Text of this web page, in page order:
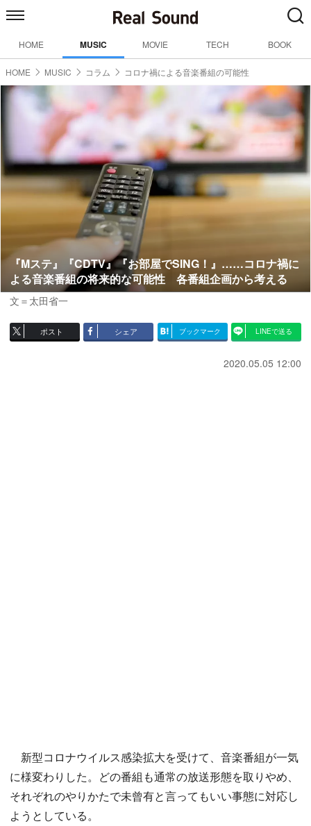
HOME MUSIC MOVIE TECH BOOK
HOME MUSIC コラム コロナ禍による音楽番組の可能性
『Mステ』『CDTV』『お部屋でSING！』……コロナ禍に
よる音楽番組の将来的な可能性 各番組企画から考える
文＝太田省一
ポスト シェア ブックマーク LINEで送る
2020.05.05 12:00
新型コロナウイルス感染拡大を受けて、音楽番組が一気
に様変わりした。どの番組も通常の放送形態を取りやめ、
それぞれのやりかたで未曾有と言ってもいい事態に対応し
ようとしている。